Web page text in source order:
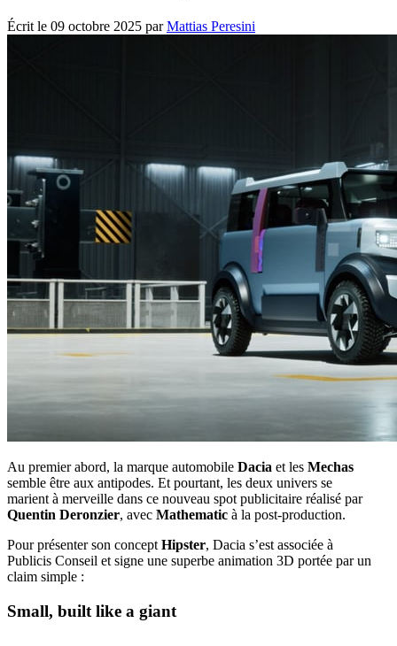
Écrit le 09 octobre 2025 parMattias Peresini
Au premier abord, la marque automobile Dacia et les Mechas
semble être aux antipodes. Et pourtant, les deux univers se
marient à merveille dans ce nouveau spot publicitaire réalisé par
Quentin Deronzier, avec Mathematic à la post-production.
Pour présenter son concept Hipster, Dacia s’est associée à
Publicis Conseil et signe une superbe animation 3D portée par un
claim simple :
Small, built like a giant